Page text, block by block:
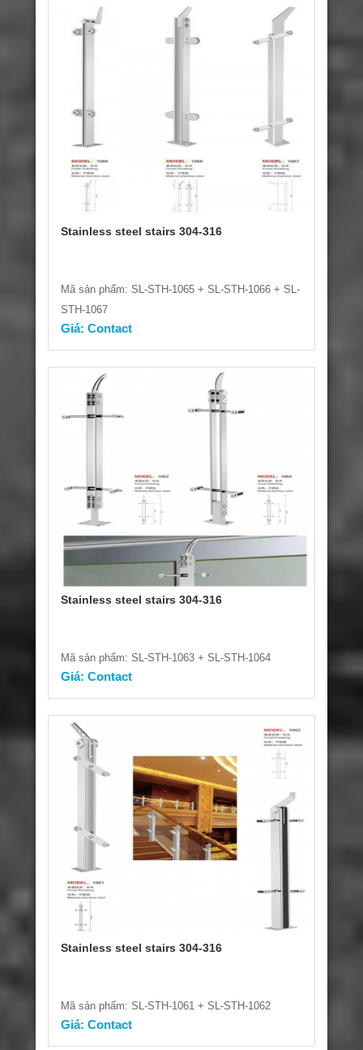
Stainless steel stairs 304-316
Mã sản phẩm: SL-STH-1065 + SL-STH-1066 + SL-
STH-1067
Giá: Contact
Stainless steel stairs 304-316
Mã sản phẩm: SL-STH-1063 + SL-STH-1064
Giá: Contact
Stainless steel stairs 304-316
Mã sản phẩm: SL-STH-1061 + SL-STH-1062
Giá: Contact